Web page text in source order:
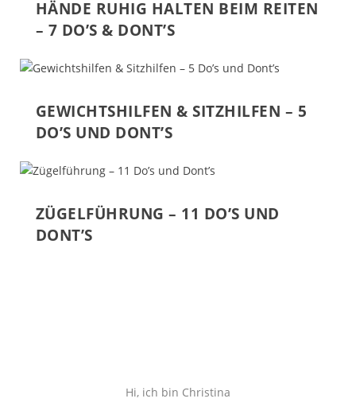
HÄNDE RUHIG HALTEN BEIM REITEN
– 7 DO’S & DONT’S
GEWICHTSHILFEN & SITZHILFEN – 5
DO’S UND DONT’S
ZÜGELFÜHRUNG – 11 DO’S UND
DONT’S
Hi, ich bin Christina